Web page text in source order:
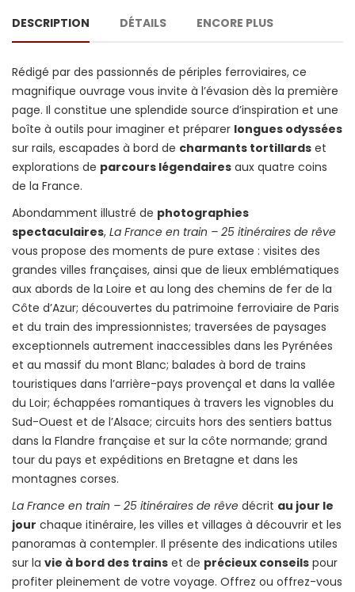
DESCRIPTION DÉTAILS ENCORE PLUS
Rédigé par des passionnés de périples ferroviaires, ce
magnifique ouvrage vous invite à l’évasion dès la première
page. Il constitue une splendide source d’inspiration et une
boîte à outils pour imaginer et préparer longues odyssées
sur rails, escapades à bord de charmants tortillards et
explorations de parcours légendaires aux quatre coins
de la France.
Abondamment illustré de photographies
spectaculaires, La France en train – 25 itinéraires de rêve
vous propose des moments de pure extase : visites des
grandes villes françaises, ainsi que de lieux emblématiques
aux abords de la Loire et au long des chemins de fer de la
Côte d’Azur; découvertes du patrimoine ferroviaire de Paris
et du train des impressionnistes; traversées de paysages
exceptionnels autrement inaccessibles dans les Pyrénées
et au massif du mont Blanc; balades à bord de trains
touristiques dans l’arrière-pays provençal et dans la vallée
du Loir; échappées romantiques à travers les vignobles du
Sud-Ouest et de l’Alsace; circuits hors des sentiers battus
dans la Flandre française et sur la côte normande; grand
tour du pays et expéditions en Bretagne et dans les
montagnes corses.
La France en train – 25 itinéraires de rêve décrit au jour le
jour chaque itinéraire, les villes et villages à découvrir et les
panoramas à contempler. Il présente des indications utiles
sur la vie à bord des trains et de précieux conseils pour
profiter pleinement de votre voyage. Offrez ou offrez-vous